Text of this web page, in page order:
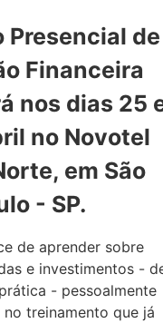
Presencial de
Financeira
nos dias 25
no Novotel
em São
- SP.
de aprender sobre
e investimentos -
- pessoalmente
no treinamento que já